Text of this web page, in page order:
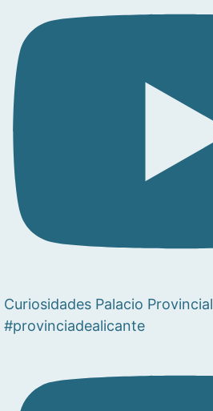
Curiosidades Palacio Provincial
#provinciadealicante